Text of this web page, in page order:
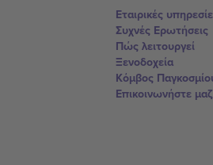
Εταιρικές
Συχνές Ερωτήσεις
Πώς λειτουργεί
Ξενοδοχεία
Κόμβος
Επικοινωνήστε